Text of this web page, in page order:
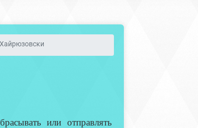
или отправлять